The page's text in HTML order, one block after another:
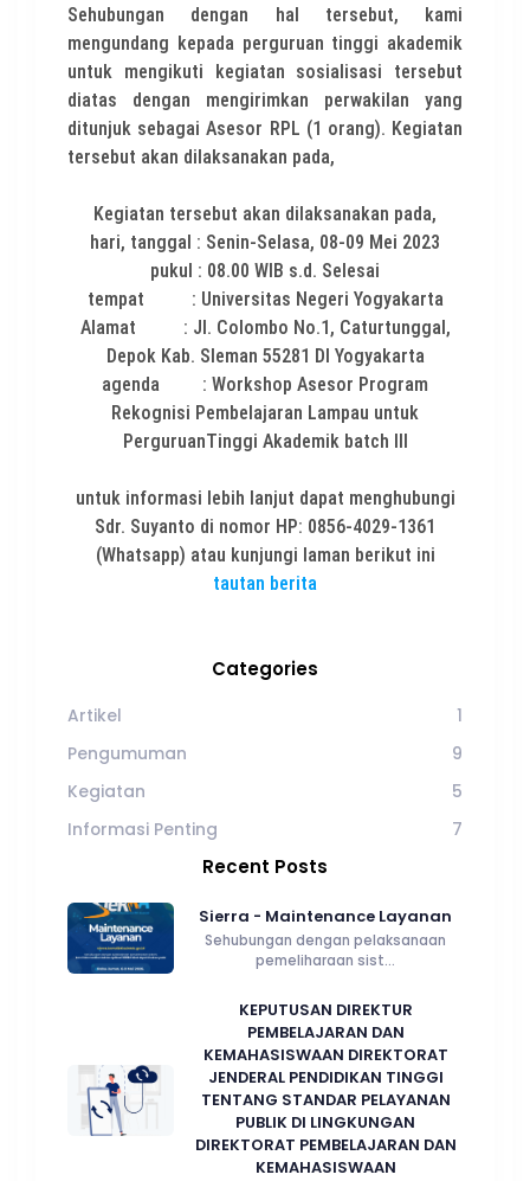
Sehubungan dengan hal tersebut, kami
mengundang kepada perguruan tinggi akademik
untuk mengikuti kegiatan sosialisasi tersebut
diatas dengan mengirimkan perwakilan yang
ditunjuk sebagai Asesor RPL (1 orang). Kegiatan
tersebut akan dilaksanakan pada,
Kegiatan tersebut akan dilaksanakan pada,
hari, tanggal : Senin-Selasa, 08-09 Mei 2023
pukul : 08.00 WIB s.d. Selesai
tempat : Universitas Negeri Yogyakarta
Alamat : Jl. Colombo No.1, Caturtunggal,
Depok Kab. Sleman 55281 DI Yogyakarta
agenda : Workshop Asesor Program
Rekognisi Pembelajaran Lampau untuk
PerguruanTinggi Akademik batch III
untuk informasi lebih lanjut dapat menghubungi
Sdr. Suyanto di nomor HP: 0856-4029-1361
(Whatsapp) atau kunjungi laman berikut ini
tautan berita
Categories
Artikel
1
Pengumuman
9
Kegiatan
5
Informasi Penting
7
Recent Posts
Sierra - Maintenance Layanan
Sehubungan dengan pelaksanaan
pemeliharaan sist...
KEPUTUSAN DIREKTUR
PEMBELAJARAN DAN
KEMAHASISWAAN DIREKTORAT
JENDERAL PENDIDIKAN TINGGI
TENTANG STANDAR PELAYANAN
PUBLIK DI LINGKUNGAN
DIREKTORAT PEMBELAJARAN DAN
KEMAHASISWAAN